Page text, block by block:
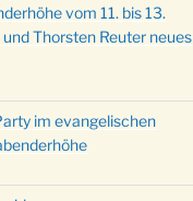
vom 11. bis 13.
Thorsten Reuter neues
im evangelischen